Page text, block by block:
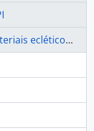
e toucador